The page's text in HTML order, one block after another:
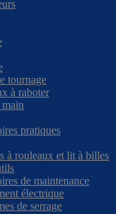
tournage
à raboter
pratiques
à rouleaux et lit à billes
de maintenance
électrique
de serrage